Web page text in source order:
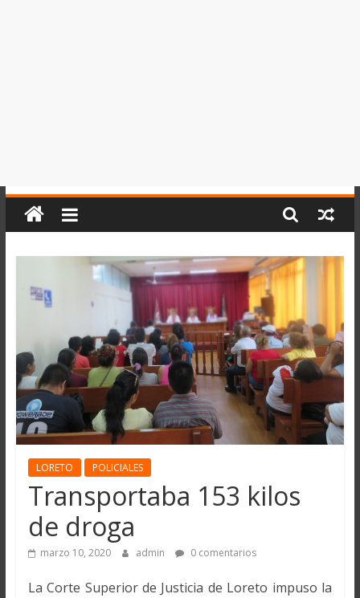
LORETO POLICIALES
Transportaba 153 kilos
de droga
marzo 10, 2020 admin 0 comentarios
La Corte Superior de Justicia de Loreto impuso la